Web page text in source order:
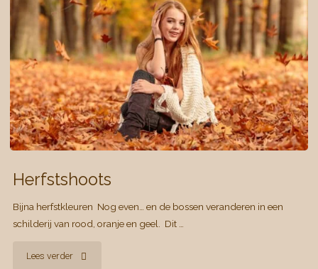
Herfstshoots
Bijna herfstkleuren Nog even… en de bossen veranderen in een
schilderij van rood, oranje en geel. Dit …
Lees verder "Herfstshoots"